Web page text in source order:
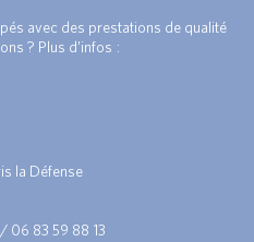
avec des prestations de qualité
? Plus d’infos :
la Défense
06 83 59 88 13